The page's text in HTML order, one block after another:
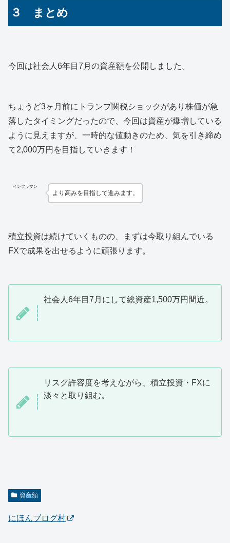
３ まとめ
今回は社会人6年目7月の資産額を公開しました。
ちょうど3ヶ月前にトランプ関税ショックがあり株価が急
落したタイミングだったので、今回は資産が爆増している
ように見えますが、一時的な値動きのため、気を引き締め
て2,000万円を目指していきます！
インフラマン
より高みを目指して進みます。
積立投資は続けていくものの、まずは今取り組んでいる
FXで成果を出せるように頑張ります。
社会人6年目7月にして総資産1,500万円間近。
リスク許容度を考えながら、積立投資・FXに
淡々と取り組む。
資産額
にほんブログ村